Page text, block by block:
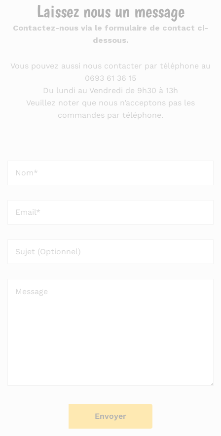
Laissez nous un message
Contactez-nous via le formulaire de contact ci-
dessous.
Vous pouvez aussi nous contacter par téléphone au
0693 61 36 15
Du lundi au Vendredi de 9h30 à 13h
Veuillez noter que nous n’acceptons pas les
commandes par téléphone.